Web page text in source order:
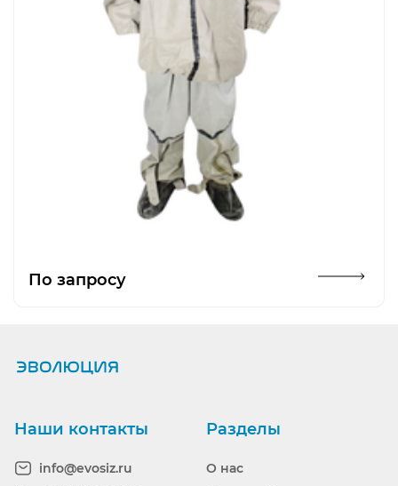
По запросу
Разделы
О нас
Наши контакты
info@evosiz.ru